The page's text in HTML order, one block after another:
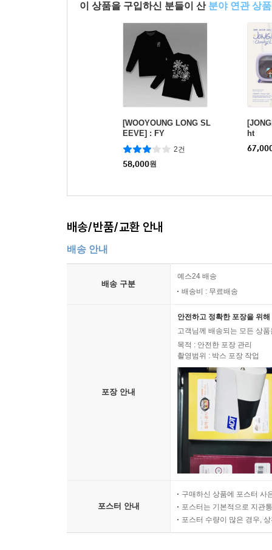
이 상품을 구입하신 분들이 산 분야 연관 상품
[WOOYOUNG LONG SL
EEVE] : FY
2건
58,000원
ht
배송/반품/교환 안내
배송 안내
배송 구분
예스24 배송
배송비 : 무료배송
포장 안내
안전하고 정확한 포장을 위
고객님께 배송되는 모든 상
목적 : 안전한 포장 관리
촬영범위 : 박스 포장 작업
포스터 안내
구매하신 상품에 포스터 사
포스터는 기본적으로 지관
포스터 수량이 많은 경우,